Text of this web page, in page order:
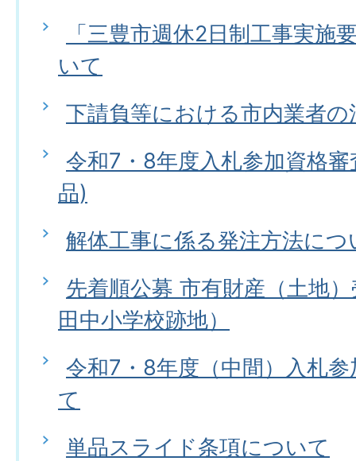
「三豊市週休2日制工事実施
いて
下請負等における市内業者
令和7・8年度入札参加資格
品)
解体工事に係る発注方法に
先着順公募 市有財産（土地
田中小学校跡地）
令和7・8年度（中間）入札
て
単品スライド条項について